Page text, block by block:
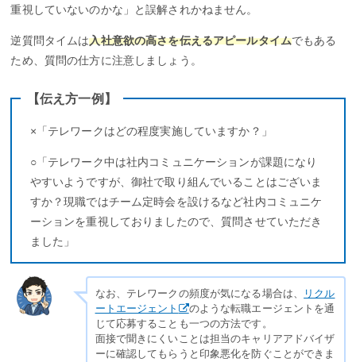
重視していないのかな」と誤解されかねません。
逆質問タイムは入社意欲の高さを伝えるアピールタイムでもある
ため、質問の仕方に注意しましょう。
【伝え方一例】
×「テレワークはどの程度実施していますか？」
○「テレワーク中は社内コミュニケーションが課題になり
やすいようですが、御社で取り組んでいることはございま
すか？現職ではチーム定時会を設けるなど社内コミュニケ
ーションを重視しておりましたので、質問させていただき
ました」
なお、テレワークの頻度が気になる場合は、
リクル
ートエージェント
のような転職エージェントを通
じて応募することも一つの方法です。
面接で聞きにくいことは担当のキャリアアドバイザ
ーに確認してもらうと印象悪化を防ぐことができま